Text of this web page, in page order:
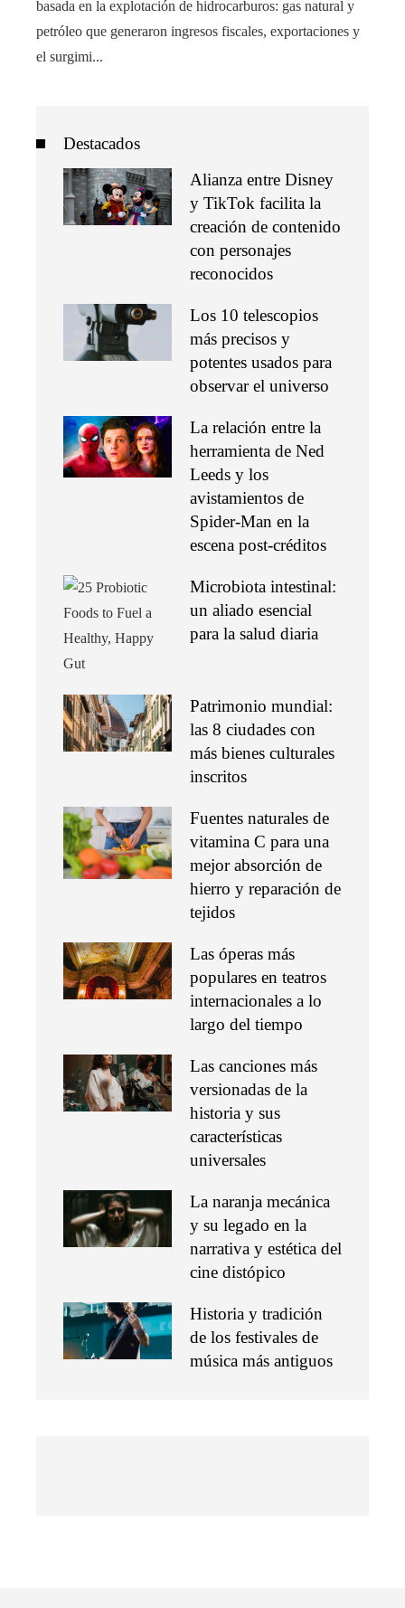
basada en la explotación de hidrocarburos: gas natural y
petróleo que generaron ingresos fiscales, exportaciones y
el surgimi...
Destacados
Alianza entre Disney
y TikTok facilita la
creación de contenido
con personajes
reconocidos
Los 10 telescopios
más precisos y
potentes usados para
observar el universo
La relación entre la
herramienta de Ned
Leeds y los
avistamientos de
Spider-Man en la
escena post-créditos
Microbiota intestinal:
un aliado esencial
para la salud diaria
Patrimonio mundial:
las 8 ciudades con
más bienes culturales
inscritos
Fuentes naturales de
vitamina C para una
mejor absorción de
hierro y reparación de
tejidos
Las óperas más
populares en teatros
internacionales a lo
largo del tiempo
Las canciones más
versionadas de la
historia y sus
características
universales
La naranja mecánica
y su legado en la
narrativa y estética del
cine distópico
Historia y tradición
de los festivales de
música más antiguos